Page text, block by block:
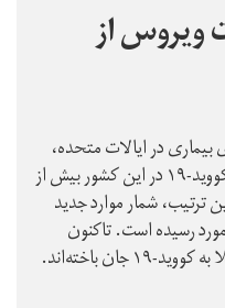
ویروس از
در ایالات متحده،
طی ۲۴ ساعت گذشته، موارد ابتلا به کووید-۱۹ در این کشور بیش از
ترتیب، شمار موارد جدید
رسیده است. تاکنون